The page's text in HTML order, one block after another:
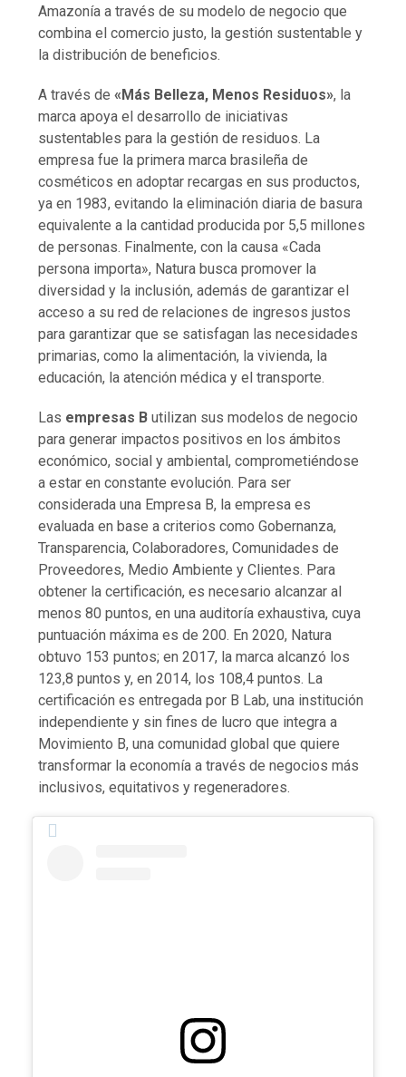
Amazonía a través de su modelo de negocio que
combina el comercio justo, la gestión sustentable y
la distribución de beneficios.
A través de«Más Belleza, Menos Residuos», la
marca apoya el desarrollo de iniciativas
sustentables para la gestión de residuos. La
empresa fue la primera marca brasileña de
cosméticos en adoptar recargas en sus productos,
ya en 1983, evitando la eliminación diaria de basura
equivalente a la cantidad producida por 5,5 millones
de personas. Finalmente, con la causa «Cada
persona importa», Natura busca promover la
diversidad y la inclusión, además de garantizar el
acceso a su red de relaciones de ingresos justos
para garantizar que se satisfagan las necesidades
primarias, como la alimentación, la vivienda, la
educación, la atención médica y el transporte.
Las empresas B utilizan sus modelos de negocio
para generar impactos positivos en los ámbitos
económico, social y ambiental, comprometiéndose
a estar en constante evolución. Para ser
considerada una Empresa B, la empresa es
evaluada en base a criterios como Gobernanza,
Transparencia, Colaboradores, Comunidades de
Proveedores, Medio Ambiente y Clientes. Para
obtener la certificación, es necesario alcanzar al
menos 80 puntos, en una auditoría exhaustiva, cuya
puntuación máxima es de 200. En 2020, Natura
obtuvo 153 puntos; en 2017, la marca alcanzó los
123,8 puntos y, en 2014, los 108,4 puntos. La
certificación es entregada por B Lab, una institución
independiente y sin fines de lucro que integra a
Movimiento B, una comunidad global que quiere
transformar la economía a través de negocios más
inclusivos, equitativos y regeneradores.